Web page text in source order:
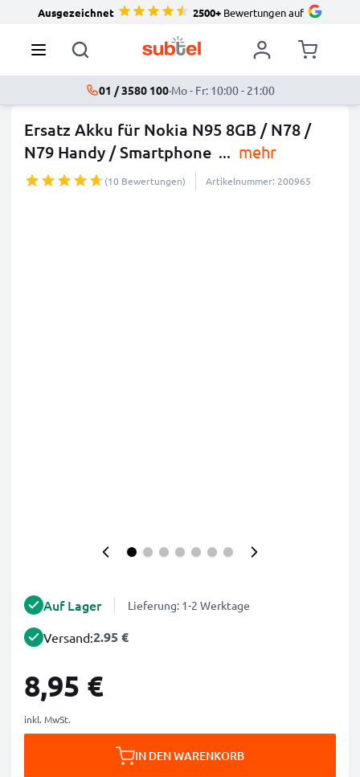
Ausgezeichnet 2500+Bewertungen auf
01 / 3580 100·Mo - Fr: 10:00 - 21:00
Ersatz Akku für Nokia N95 8GB / N78 /
N79 Handy / Smartphone ... mehr
(10 Bewertungen) Artikelnummer: 200965
Auf Lager Lieferung: 1-2 Werktage
Versand:2.95 €
8,95 €
inkl. MwSt.
IN DEN WARENKORB